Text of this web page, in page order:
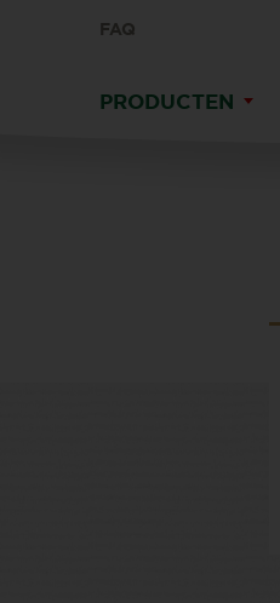
FAQ
PRODUCTEN